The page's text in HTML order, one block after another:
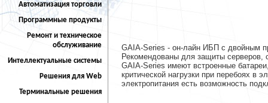
Автоматизация торговли
Программные продукты
Ремонт и техническое
обслуживание
Интеллектуальные системы
Решения для Web
Терминальные решения
GAIA-Series - он-лайн ИБП с двойным
Рекомендованы для защиты серверов,
GAIA-Series имеют встроенные
критической нагрузки при перебоях в
электропитания есть возможность